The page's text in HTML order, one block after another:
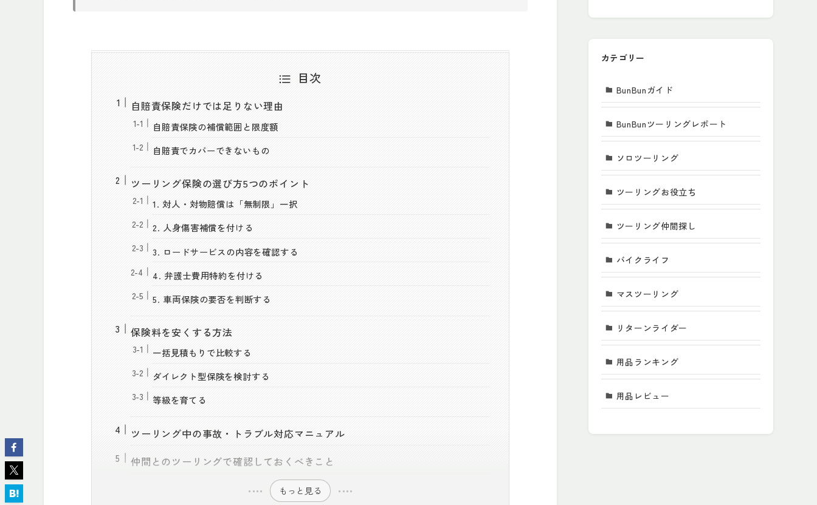
目次
自賠責保険だけでは足りない理由
自賠責保険の補償範囲と限度額
自賠責でカバーできないもの
ツーリング保険の選び方5つのポイント
1. 対人・対物賠償は「無制限」一択
2. 人身傷害補償を付ける
3. ロードサービスの内容を確認する
4. 弁護士費用特約を付ける
5. 車両保険の要否を判断する
保険料を安くする方法
一括見積もりで比較する
ダイレクト型保険を検討する
等級を育てる
ツーリング中の事故・トラブル対応マニュアル
仲間とのツーリングで確認しておくべきこと
もっと見る
カテゴリー
BunBunガイド
BunBunツーリングレポート
ソロツーリング
ツーリングお役立ち
ツーリング仲間探し
バイクライフ
マスツーリング
リターンライダー
用品ランキング
用品レビュー